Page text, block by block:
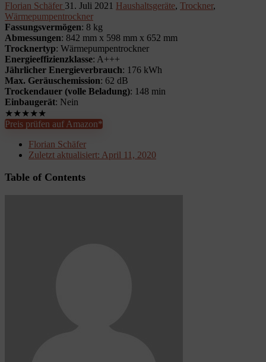
Florian Schäfer 31. Juli 2021 Haushaltsgeräte, Trockner,
Wärmepumpentrockner
Fassungsvermögen: 8 kg
Abmessungen: 842 mm x 598 mm x 652 mm
Trocknertyp: Wärmepumpentrockner
Energieeffizienzklasse: A+++
Jährlicher Energieverbrauch: 176 kWh
Max. Geräuschemission: 62 dB
Trockendauer (volle Beladung): 148 min
Einbaugerät: Nein
★★★★★
Preis prüfen auf Amazon*
Florian Schäfer
Zuletzt aktualisiert: April 11, 2020
Table of Contents